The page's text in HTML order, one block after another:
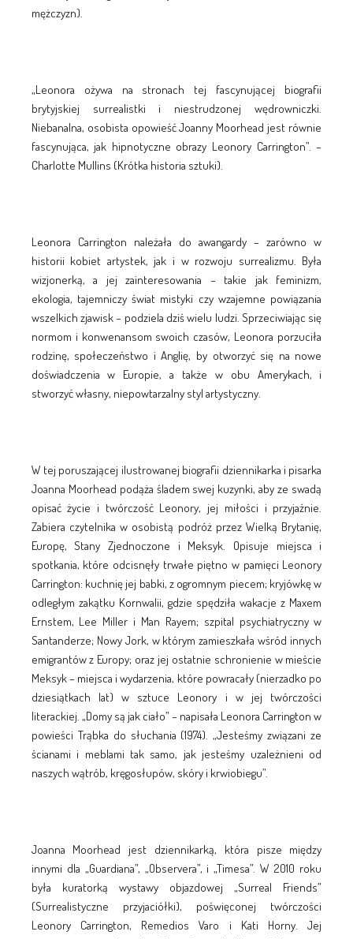
mężczyzn).
„Leonora ożywa na stronach tej fascynującej biografii
brytyjskiej surrealistki i niestrudzonej wędrowniczki.
Niebanalna, osobista opowieść Joanny Moorhead jest równie
fascynująca, jak hipnotyczne obrazy Leonory Carrington”. –
Charlotte Mullins (Krótka historia sztuki).
Leonora Carrington należała do awangardy – zarówno w
historii kobiet artystek, jak i w rozwoju surrealizmu. Była
wizjonerką, a jej zainteresowania – takie jak feminizm,
ekologia, tajemniczy świat mistyki czy wzajemne powiązania
wszelkich zjawisk – podziela dziś wielu ludzi. Sprzeciwiając się
normom i konwenansom swoich czasów, Leonora porzuciła
rodzinę, społeczeństwo i Anglię, by otworzyć się na nowe
doświadczenia w Europie, a także w obu Amerykach, i
stworzyć własny, niepowtarzalny styl artystyczny.
W tej poruszającej ilustrowanej biografii dziennikarka i pisarka
Joanna Moorhead podąża śladem swej kuzynki, aby ze swadą
opisać życie i twórczość Leonory, jej miłości i przyjaźnie.
Zabiera czytelnika w osobistą podróż przez Wielką Brytanię,
Europę, Stany Zjednoczone i Meksyk. Opisuje miejsca i
spotkania, które odcisnęły trwałe piętno w pamięci Leonory
Carrington: kuchnię jej babki, z ogromnym piecem; kryjówkę w
odległym zakątku Kornwalii, gdzie spędziła wakacje z Maxem
Ernstem, Lee Miller i Man Rayem; szpital psychiatryczny w
Santanderze; Nowy Jork, w którym zamieszkała wśród innych
emigrantów z Europy; oraz jej ostatnie schronienie w mieście
Meksyk – miejsca i wydarzenia, które powracały (nierzadko po
dziesiątkach lat) w sztuce Leonory i w jej twórczości
literackiej. „Domy są jak ciało” – napisała Leonora Carrington w
powieści Trąbka do słuchania (1974). „Jesteśmy związani ze
ścianami i meblami tak samo, jak jesteśmy uzależnieni od
naszych wątrób, kręgosłupów, skóry i krwiobiegu”.
Joanna Moorhead jest dziennikarką, która pisze między
innymi dla „Guardiana”, „Observera”, i „Timesa”. W 2010 roku
była kuratorką wystawy objazdowej „Surreal Friends”
(Surrealistyczne przyjaciółki), poświęconej twórczości
Leonory Carrington, Remedios Varo i Kati Horny. Jej